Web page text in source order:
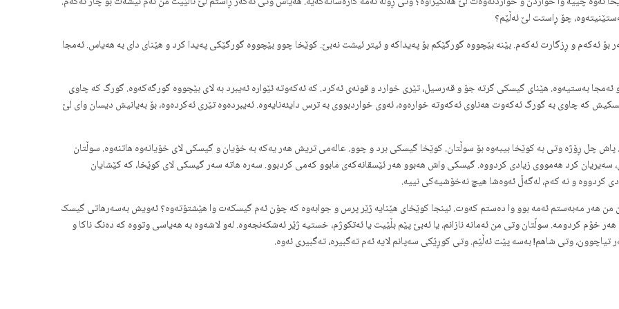
چۆ ڕاستت لێ ئەڵێم؟
ئەکەم و ڕزگارت ئەکەم. بێنە بێچووە گورگێکم بۆ پەیداکە و ئیتر ئیشت نەبێ. کوێخا چوو بێچووە گورگێکی پەیدا کرد و هێنای دای بە هەیاس. ئەمجا
بەستیەوە. هێنای گیسکی گرتە جۆ و قەرسیل، تێری خوارد و قونەی ئەکرد. کە ئەکەوتە ئێوارە ئەیبرد بە لای بێچووە گورگەکەوە. گورگ کە چاوی
کە چاوی بە گورگ ئەکەوت هەناوی ئەکەوتە خوارەوە، ئەوی خواردبووی بە ترس دایئەنایەوە. ئەیبردەوە تێری ئەکردەوە، بۆ بەیانیش دیسان وای لێ
چل ڕۆژە وتی بە کوێخا بیبەوە بۆ سوڵتان. کوێخا گیسکی برد و چوو. عالەمی تریش هەر یەکە بە خۆیان و گیسکی لای خۆیانەوە هاتنەوە. سوڵتان
سەیریان کرد هەمووی زیادی کردووە. گیسکی واش هەبوو هەر ئێسقانەکەی مابوو کەمی کردبوو. سەرە هاتە سەر گیسکی لای کوێخا، کە کێشایان
کردووە و نە کەم، لەگەڵ ئەوەشا هیچ نەخۆشیەکی نییە.
هەر مەبەستم ئەمە بوو وا دەستم کەوت. ئینجا کوێخای هێنایە ژێر پرس و جوابەوە کە چۆن ئەم گیسکەت وا هێشتۆتەوە؟ ئەویش بەسەرهاتی گیسک
کردومە. سوڵتان وتی من ئەمانە نازانم، یا ئەبێ پێم بڵێیت یا ئەتکوژم، خستیە ژێر ئەشکەنجەوە. لەو لاشەوە بە هەیاسی وتووە کە دەنگ ناکا و
وتی شاهم! بەسە پێت ئەڵێم. وتی کوڕێکی سەپانم لایە ئەم تەگبیرە، تەگبیری ئەوە.